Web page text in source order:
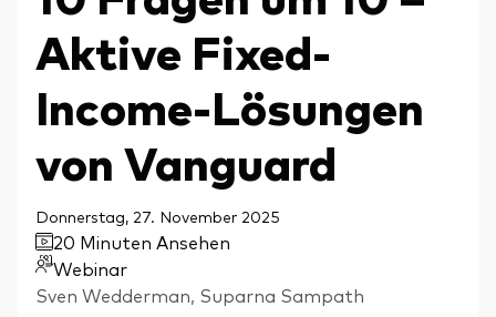
Aktien
Aktive Fonds
Anleihen
ETFs
Indexfonds
LifeStrategy
Modellportfolios
Events
Säulen
Erfolgreiche Unternehmensführung
Über Vanguard
Aktive Fixed-
Income-Lösungen
von Vanguard
Donnerstag, 27. November 2025
20 Minuten Ansehen
Webinar
Sven Wedderman, Suparna Sampath